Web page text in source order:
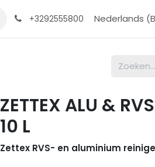
+3292555800 Nederlands
ZETTEX ALU &
10 L
Zettex RVS- en aluminium